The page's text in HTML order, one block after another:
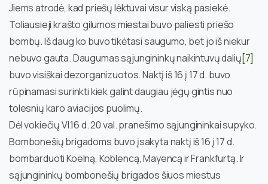
Jiems atrodė, kad priešų lėktuvai visur viską pasiekė.
Toliausieji krašto gilumos miestai buvo paliesti priešo
bombų. Iš daug ko buvo tikėtasi saugumo, bet jo iš niekur
nebuvo gauta. Daugumas sąjungininkų naikintuvų dalių[7]
buvo visiškai dezorganizuotos. Naktį iš 16 į 17 d. buvo
rūpinamasi surinkti kiek galint daugiau jėgų gintis nuo
tolesnių karo aviacijos puolimų.
Dėl vokiečių VI.16 d. 20 val. pranešimo sąjungininkai supyko.
Bombonešių brigadoms buvo įsakyta naktį iš 16 į 17 d.
bombarduoti Koelną, Koblencą, Mayencą ir Frankfurtą. Ir
sąjungininkų bombonešių brigados šiuos miestus